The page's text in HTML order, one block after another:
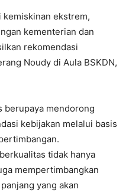
kemiskinan ekstrem,
kementerian dan
rekomendasi
Noudy di Aula BSKDN,
berupaya mendorong
kebijakan melalui basis
tidak hanya
mempertimbangkan
yang akan